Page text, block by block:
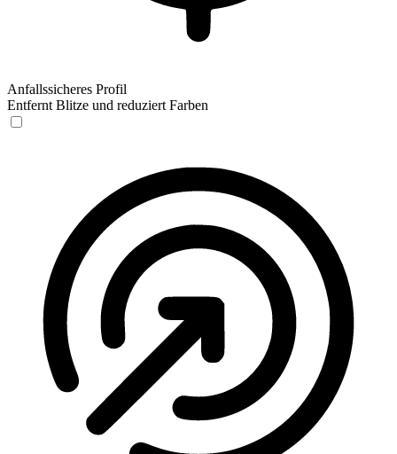
Anfallssicheres Profil
Entfernt Blitze und reduziert Farben